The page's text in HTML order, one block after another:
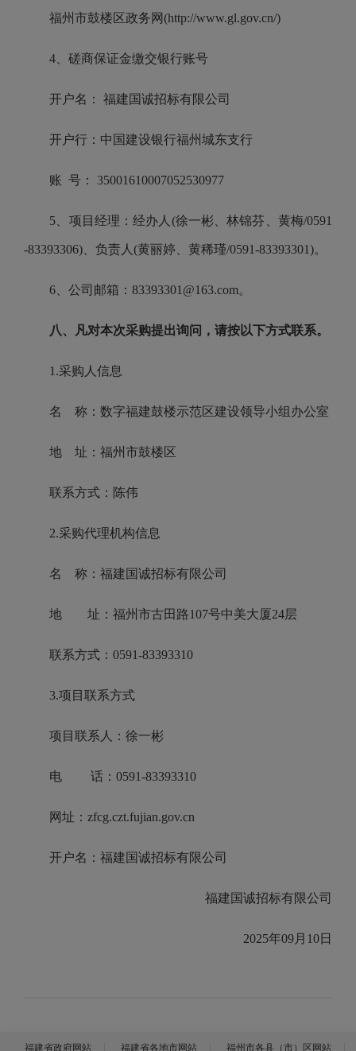
福州市鼓楼区政务网(http://www.gl.gov.cn/)
4、磋商保证金缴交银行账号
开户名： 福建国诚招标有限公司
开户行：中国建设银行福州城东支行
账 号： 35001610007052530977
5、项目经理：经办人(徐一彬、林锦芬、黄梅/0591
-83393306)、负责人(黄丽婷、黄稀瑾/0591-83393301)。
6、公司邮箱：83393301@163.com。
八、凡对本次采购提出询问，请按以下方式联系。
1.采购人信息
名 称：数字福建鼓楼示范区建设领导小组办公室
地 址：福州市鼓楼区
联系方式：陈伟
2.采购代理机构信息
名 称：福建国诚招标有限公司
地 址：福州市古田路107号中美大厦24层
联系方式：0591-83393310
3.项目联系方式
项目联系人：徐一彬
电 话：0591-83393310
网址：zfcg.czt.fujian.gov.cn
开户名：福建国诚招标有限公司
福建国诚招标有限公司
2025年09月10日
福建省政府网站 福建省各地市网站 福州市各县（市）区网站